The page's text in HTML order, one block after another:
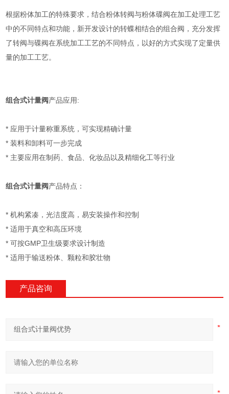
根据粉体加工的特殊要求，结合粉体转阀与粉体碟阀在加工处理工艺
中的不同特点和功能，新开发设计的转蝶相结合的组合阀，充分发挥
了转阀与碟阀在系统加工工艺的不同特点，以好的方式实现了定量供
量的加工工艺。
组合式计量阀产品应用:
* 应用于计量称重系统，可实现精确计量
* 装料和卸料可一步完成
* 主要应用在制药、食品、化妆品以及精细化工等行业
组合式计量阀产品特点：
* 机构紧凑，光洁度高，易安装操作和控制
* 适用于真空和高压环境
* 可按GMP卫生级要求设计制造
* 适用于输送粉体、颗粒和胶壮物
产品咨询